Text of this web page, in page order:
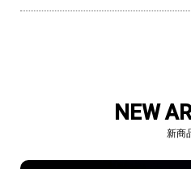
NEW
新商